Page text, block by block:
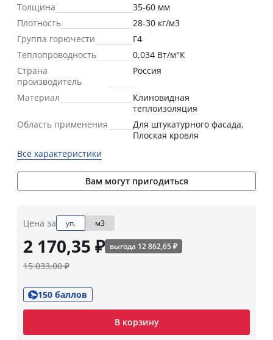
Толщина
35-60 мм
Плотность
28-30 кг/м3
Группа горючести
Г4
Теплопроводность
0,034 Вт/м°К
Страна
производитель
Россия
Материал
Клиновидная
теплоизоляция
Область применения
Для штукатурного фасада,
Плоская кровля
Все характеристики
Вам могут пригодиться
Цена за уп. м3
2 170,35 ₽ выгода 12 862,65 ₽
15 033,00 ₽
150 баллов
В корзину